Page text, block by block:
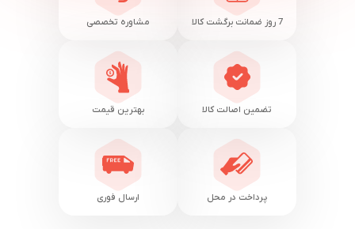
7 روز ضمانت برگشت کالا مشاوره تخصصی
تضمین اصالت کالا بهترین قیمت
پرداخت در محل ارسال فوری